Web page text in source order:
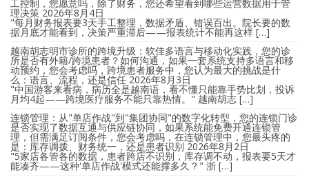
工控制，您愿意吗，除了财务，您还希望看到哪些运营数据用于管
理决策 2026年8月4日
"每月财务报表要3天手工整理，数据矛盾、错误百出。院长要的数
据月底才能看到，决策严重滞后——报表统计不能再这样 […]
越南胡志明市诊所的跨境升级：软佳多语言与移动化实践，您的诊
所是否有外籍/跨境患者？如何沟通，如果一套系统支持多语言和移
动预约，您会考虑吗，跨境患者服务中，您认为最大的挑战是什
么：语言、流程，还是信任 2026年8月3日
"中国游客来看病，病历全是越南语，看不懂只能靠手势比划，投诉
月均4起——跨境医疗服务不能只靠热情。" 越南胡志 […]
连锁管理：从"单店作战"到"集团协同"的数字化转型，您的连锁门诊
是否实现了数据互通与供应链协同，如果系统能免费开通连锁管
理，但需满足订阅条件，您会考虑吗，在连锁管理中，您最头疼的
是：库存调拨、财务统一，还是患者识别 2026年8月2日
"5家店各管各的数据，患者跨店不识别，库存调不动，报表要5天才
能凑齐——这种'单店作战'模式还能撑多久？" 浙 […]